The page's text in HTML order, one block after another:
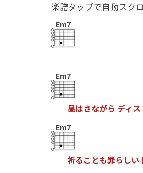
楽譜タップで自動スク
Em7
Em7
昼はさながら ディス
Em7
祈るこ とも罪ら しい